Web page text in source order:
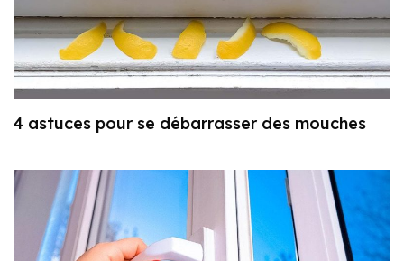
4 astuces pour se débarrasser des mouches